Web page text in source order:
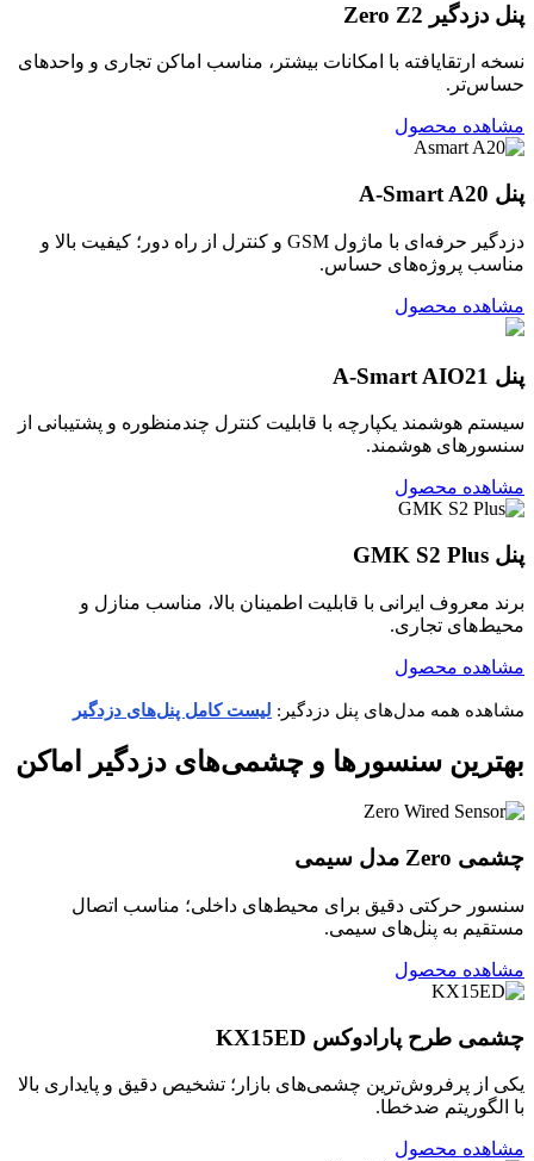
پنل دزدگیر Zero Z2
نسخه ارتقایافته با امکانات بیشتر، مناسب اماکن تجاری و واحدهای
حساس‌تر.
مشاهده محصول
پنل A‑Smart A20
دزدگیر حرفه‌ای با ماژول GSM و کنترل از راه دور؛ کیفیت بالا و
مناسب پروژه‌های حساس.
مشاهده محصول
پنل A‑Smart AIO21
سیستم هوشمند یکپارچه با قابلیت کنترل چندمنظوره و پشتیبانی از
سنسورهای هوشمند.
مشاهده محصول
پنل GMK S2 Plus
برند معروف ایرانی با قابلیت اطمینان بالا، مناسب منازل و
محیط‌های تجاری.
مشاهده محصول
مشاهده همه مدل‌های پنل دزدگیر: لیست کامل پنل‌های دزدگیر
بهترین سنسورها و چشمی‌های دزدگیر اماکن
چشمی Zero مدل سیمی
سنسور حرکتی دقیق برای محیط‌های داخلی؛ مناسب اتصال
مستقیم به پنل‌های سیمی.
مشاهده محصول
چشمی طرح پارادوکس KX15ED
یکی از پرفروش‌ترین چشمی‌های بازار؛ تشخیص دقیق و پایداری بالا
با الگوریتم ضدخطا.
مشاهده محصول